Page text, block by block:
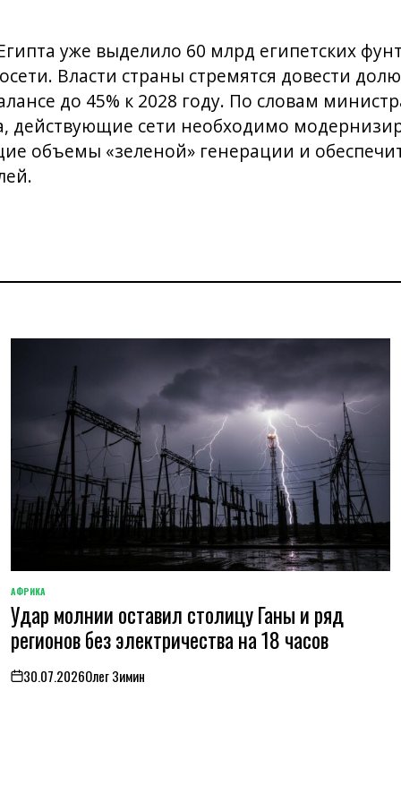
уже выделило 60 млрд египетских
Власти страны стремятся довести
до 45% к 2028 году. По словам
действующие сети необходимо
объемы «зеленой» генерации и
ОПУБЛИКОВАНО
В
АФРИКА
Удар молнии оставил столицу Ганы и ряд
регионов без электричества на 18 часов
on30.07.2026Олег Зимин